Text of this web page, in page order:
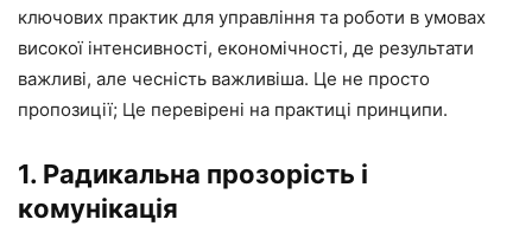
ключових практик для управління та роботи в умовах
високої інтенсивності, економічності, де результати
важливі, але чесність важливіша. Це не просто
пропозиції; Це перевірені на практиці принципи.
1. Радикальна прозорість і
комунікація